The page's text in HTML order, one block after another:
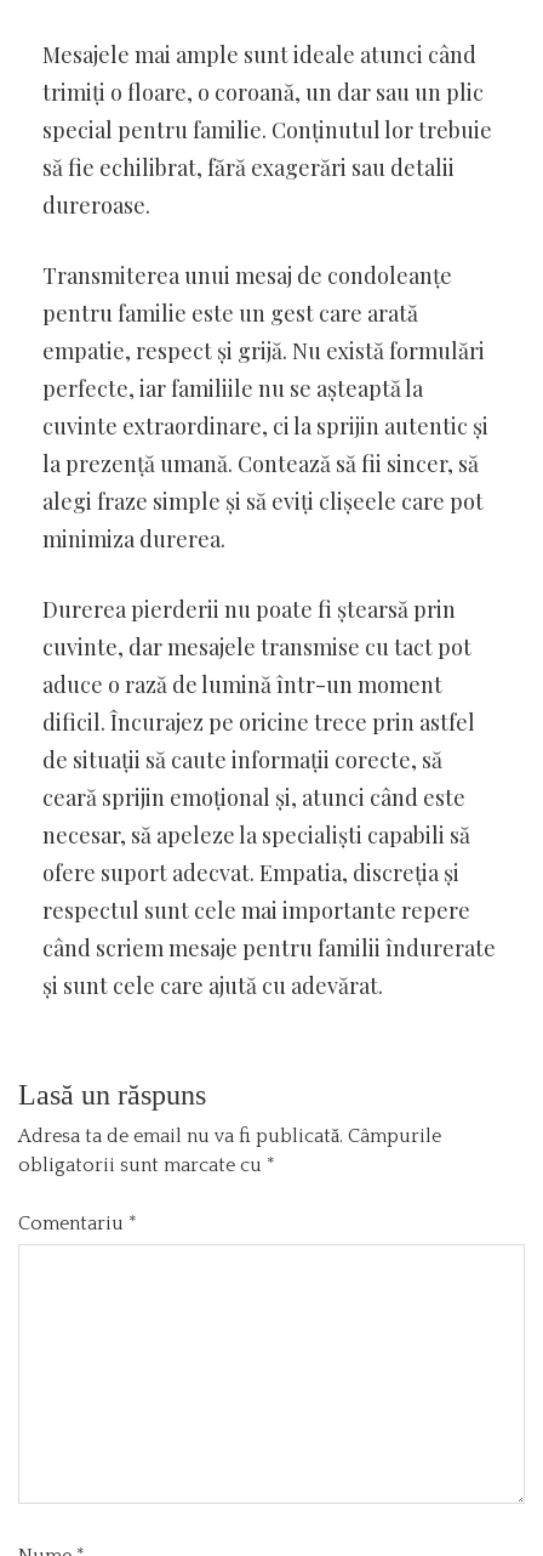
Mesajele mai ample sunt ideale atunci când
trimiți o floare, o coroană, un dar sau un plic
special pentru familie. Conținutul lor trebuie
să fie echilibrat, fără exagerări sau detalii
dureroase.
Transmiterea unui mesaj de condoleanțe
pentru familie este un gest care arată
empatie, respect și grijă. Nu există formulări
perfecte, iar familiile nu se așteaptă la
cuvinte extraordinare, ci la sprijin autentic și
la prezență umană. Contează să fii sincer, să
alegi fraze simple și să eviți clișeele care pot
minimiza durerea.
Durerea pierderii nu poate fi ștearsă prin
cuvinte, dar mesajele transmise cu tact pot
aduce o rază de lumină într-un moment
dificil. Încurajez pe oricine trece prin astfel
de situații să caute informații corecte, să
ceară sprijin emoțional și, atunci când este
necesar, să apeleze la specialiști capabili să
ofere suport adecvat. Empatia, discreția și
respectul sunt cele mai importante repere
când scriem mesaje pentru familii îndurerate
și sunt cele care ajută cu adevărat.
Lasă un răspuns
Adresa ta de email nu va fi publicată. Câmpurile
obligatorii sunt marcate cu *
Comentariu *